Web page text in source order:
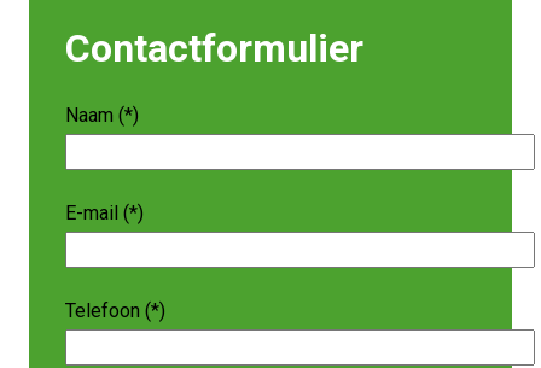
Contactformulier
Naam (*)
E-mail (*)
Telefoon (*)